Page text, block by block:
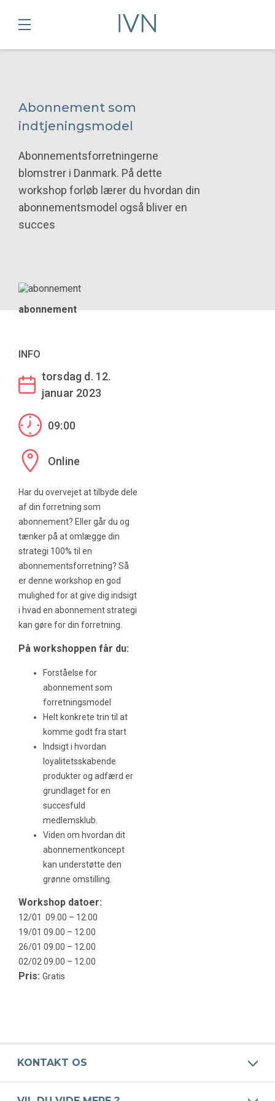
Abonnement som
indtjeningsmodel
Abonnementsforretningerne
blomstrer i Danmark. På dette
workshop forløb lærer du hvordan din
abonnementsmodel også bliver en
succes
abonnement
INFO
torsdag d. 12.
januar 2023
09:00
Online
Har du overvejet at tilbyde dele
af din forretning som
abonnement? Eller går du og
tænker på at omlægge din
strategi 100% til en
abonnementsforretning? Så
er denne workshop en god
mulighed for at give dig indsigt
i hvad en abonnement strategi
kan gøre for din forretning.
På workshoppen får du:
Forståelse for
abonnement som
forretningsmodel
Helt konkrete trin til at
komme godt fra start
Indsigt i hvordan
loyalitetsskabende
produkter og adfærd er
grundlaget for en
succesfuld
medlemsklub.
Viden om hvordan dit
abonnementkoncept
kan understøtte den
grønne omstilling.
Workshop datoer:
12/01 09.00 – 12.00
19/01 09.00 – 12.00
26/01 09.00 – 12.00
02/02 09.00 – 12.00
Pris: Gratis
KONTAKT OS